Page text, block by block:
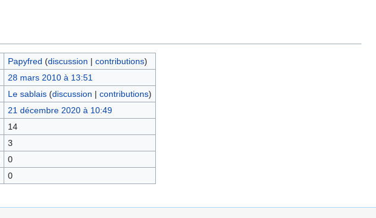
Papyfred (discussion | contributions)
28 mars 2010 à 13:51
Le sablais (discussion | contributions)
21 décembre 2020 à 10:49
14
3
0
0